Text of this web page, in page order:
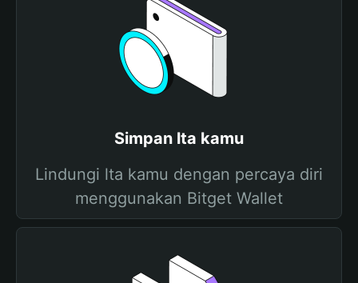
Simpan lta kamu
Lindungi lta kamu dengan percaya diri
menggunakan Bitget Wallet